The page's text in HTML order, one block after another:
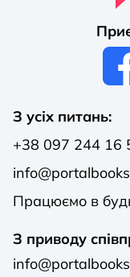
З усіх питань:
+38 097 244 16
Працюємо в
З приводу